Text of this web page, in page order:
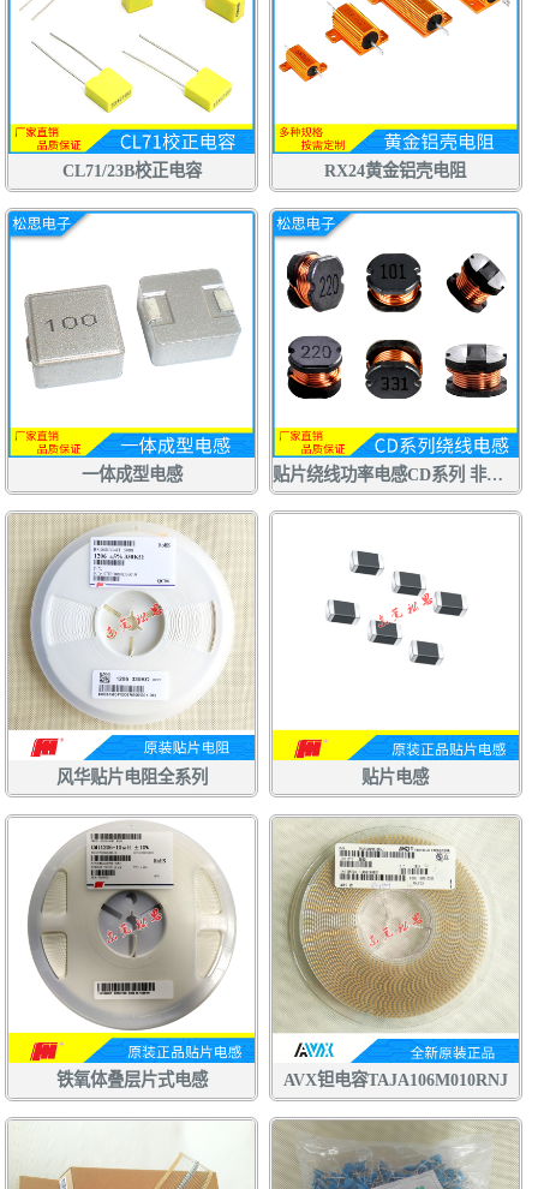
CL71/23B校正电容 RX24黄金铝壳电阻
一体成型电感 贴片绕线功率电感CD系列 非屏蔽
风华贴片电阻全系列 贴片电感
铁氧体叠层片式电感 AVX钽电容TAJA106M010RNJ